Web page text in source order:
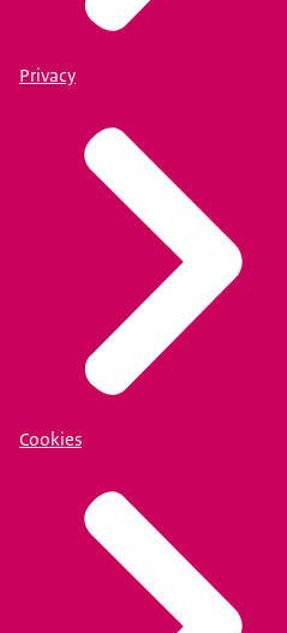
Privacy
Cookies